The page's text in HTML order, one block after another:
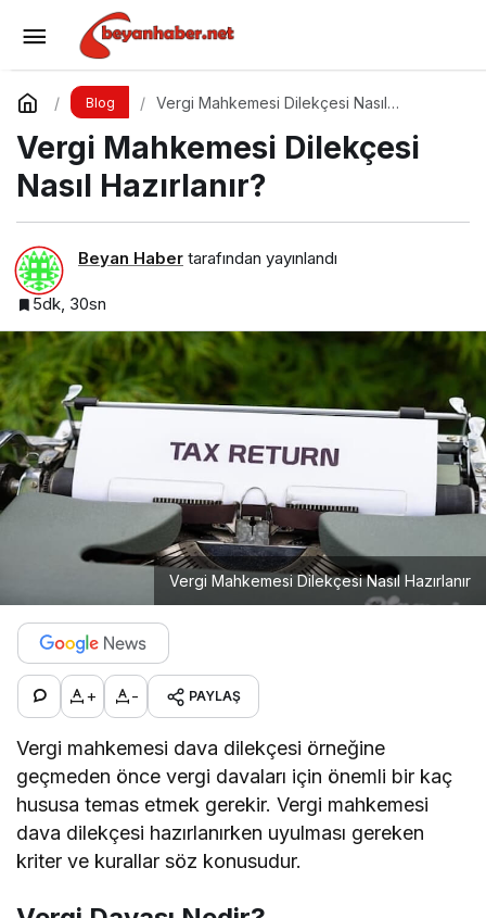
Blog
Vergi Mahkemesi Dilekçesi Nasıl
Vergi Mahkemesi Dilekçesi
Nasıl Hazırlanır?
Beyan Haber tarafından yayınlandı
5dk, 30sn
Vergi Mahkemesi Dilekçesi Nasıl Hazırlanır
+ - PAYLAŞ
Vergi mahkemesi dava dilekçesi örneğine
geçmeden önce vergi davaları için önemli bir kaç
hususa temas etmek gerekir. Vergi mahkemesi
dava dilekçesi hazırlanırken uyulması gereken
kriter ve kurallar söz konusudur.
Profesyonel Böcek İlaçlama Hizmeti
Yorum Yap